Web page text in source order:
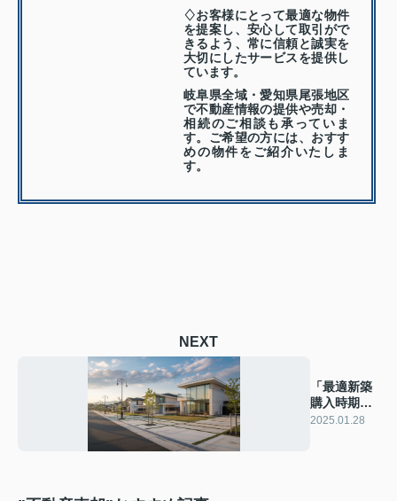
♢お客様にとって最適な物件
を提案し、安心して取引がで
きるよう、常に信頼と誠実を
大切にしたサービスを提供し
ています。
岐阜県全域・愛知県尾張地区
で不動産情報の提供や売却・
相続のご相談も承っていま
す。ご希望の方には、おすす
めの物件をご紹介いたしま
す。
NEXT
「最適新築
購入時期と
条件の極
2025.01.28